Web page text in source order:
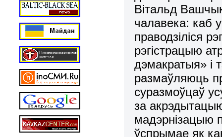
Вітальд
чалавека: каб
праводзіліся
рэгістрацыю
дэмакратыя» і
размаўляюць
суразмоўцаў
за
мадэрнізацыю
ўспрымае як